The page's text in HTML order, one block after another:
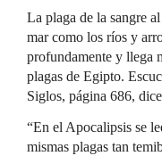
La plaga de la sangre
mar como los ríos y
profundamente y llega
plagas de Egipto.
Siglos, página 686,
“En el Apocalipsis se
mismas plagas tan